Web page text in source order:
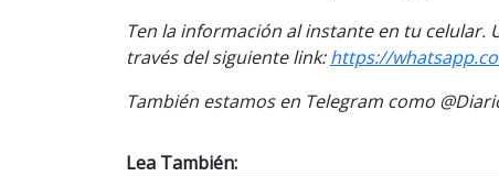
Ten la información al instante en tu celular.
través del siguiente link:https://
También estamos en Telegram como
Lea También: